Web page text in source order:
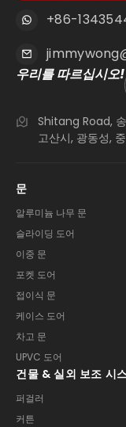
+86-
우리를 따르십시오!
Shitang Road,
고산시, 광동성,
문
알루미늄 나무 문
슬라이딩 도어
이중 문
포켓 도어
접이식 문
케이스 도어
차고 문
UPVC 도어
건물 & 실외 보조 시
퍼걸러
커튼